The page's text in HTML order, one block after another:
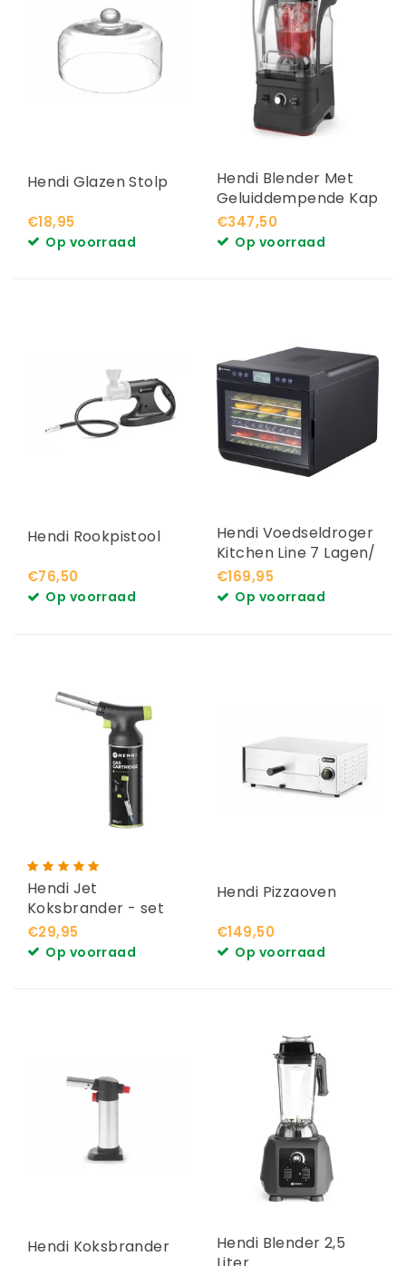
Hendi Glazen Stolp
€18,95
Op voorraad
Hendi Blender Met
Geluiddempende Kap
2,5 ltr
€347,50
Op voorraad
Hendi Rookpistool
€76,50
Op voorraad
Hendi Voedseldroger
Kitchen Line 7 Lagen/
Trays
€169,95
Op voorraad
Hendi Jet
Koksbrander - set
met gasbus
€29,95
Op voorraad
Hendi Pizzaoven
€149,50
Op voorraad
Hendi Koksbrander
Hendi Blender 2,5